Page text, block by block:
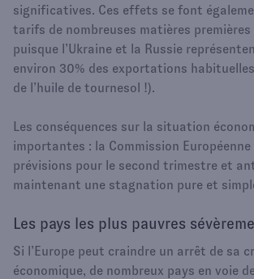
significatives. Ces effets se font
tarifs de nombreuses matières premières
puisque l’Ukraine et la Russie
environ 30% des exportations
de l’huile de tournesol !).
Les conséquences sur la situation
importantes : la Commission Européenne
prévisions pour le second trimestre et
maintenant une stagnation pure et
Les pays les plus pauvres
Si l’Europe peut craindre un arrêt de sa
économique, de nombreux pays en voie